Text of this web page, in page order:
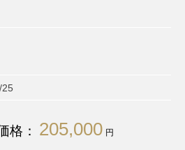
格： 205,000 円